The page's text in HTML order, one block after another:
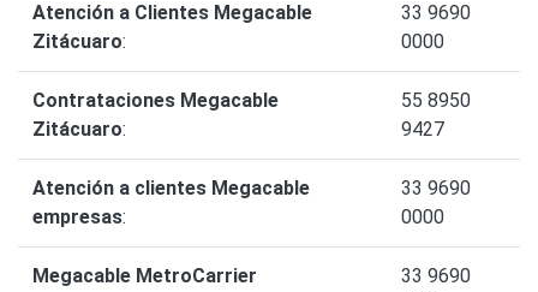
Atención a Clientes Megacable
Zitácuaro:
33 9690
0000
Contrataciones Megacable
Zitácuaro:
55 8950
9427
Atención a clientes Megacable
empresas:
33 9690
0000
Megacable MetroCarrier
33 9690